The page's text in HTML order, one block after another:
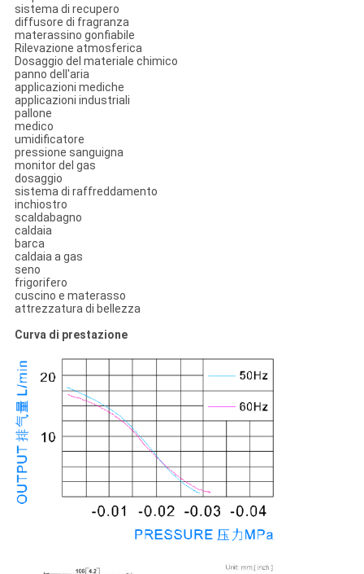
sistema di recupero
diffusore di fragranza
materassino gonfiabile
Rilevazione atmosferica
Dosaggio del materiale chimico
panno dell'aria
applicazioni mediche
applicazioni industriali
pallone
medico
umidificatore
pressione sanguigna
monitor del gas
dosaggio
sistema di raffreddamento
inchiostro
scaldabagno
caldaia
barca
caldaia a gas
seno
frigorifero
cuscino e materasso
attrezzatura di bellezza
Curva di prestazione